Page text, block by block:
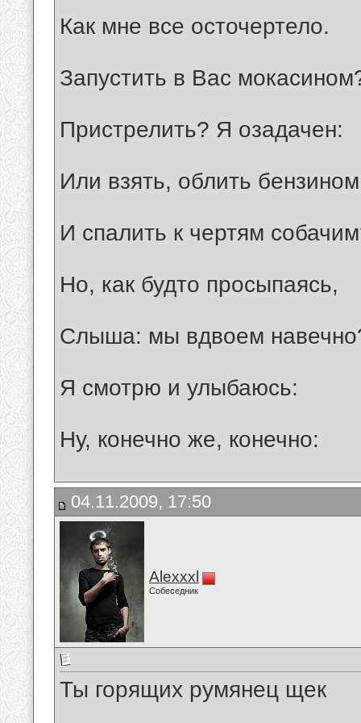
Как мне все осточертело.
Запустить в Вас
Пристрелить? Я озадачен:
Или взять, облить бензином
И спалить к чертям
Но, как будто просыпаясь,
Слыша: мы вдвоем
Я смотрю и улыбаюсь:
Ну, конечно же, конечно:
04.11.2009, 17:50
Alexxxl
Собеседник
Ты горящих румянец щек